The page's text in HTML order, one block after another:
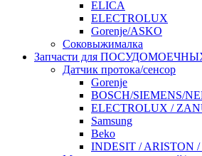
ELICA
ELECTROLUX
Gorenje/ASKO
Соковыжималка
Запчасти для
Датчик протока/сенсор
Gorenje
BOSCH/SIEMENS/
ELECTROLUX /
Samsung
Beko
INDESIT / ARISTON